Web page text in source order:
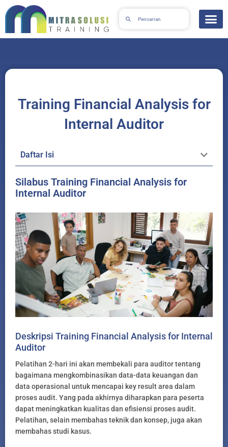
Skip
to
Training Financial Analysis for
Internal Auditor
Daftar Isi
Silabus Training Financial Analysis for
Internal Auditor
Deskripsi Training Financial Analysis for Internal
Auditor
Pelatihan 2-hari ini akan membekali para auditor tentang
bagaimana mengkombinasikan data-data keuangan dan
data operasional untuk mencapai key result area dalam
proses audit. Yang pada akhirnya diharapkan para peserta
dapat meningkatkan kualitas dan efisiensi proses audit.
Pelatihan, selain membahas teknik dan konsep, juga akan
membahas studi kasus.